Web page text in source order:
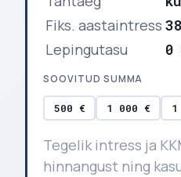
Fiks. aastaintress
Lepingutasu
0
SOOVITUD SUMMA
500 € 1 000 €
Tegelik intress ja
hinnangust ning